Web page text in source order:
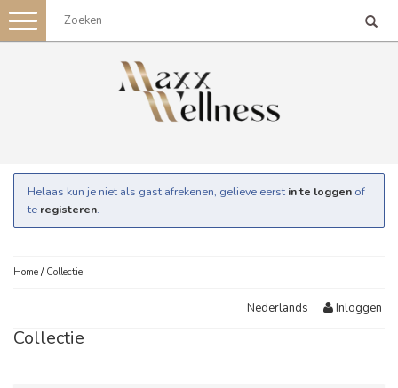
Toggle
navigation
Helaas kun je niet als gast afrekenen, gelieve eerst in te loggen of
te registeren.
Home / Collectie
Nederlands Inloggen
Collectie